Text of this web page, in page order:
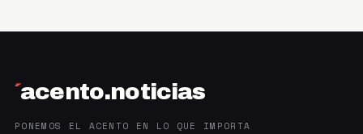
´acento.noticias
PONEMOS EL ACENTO EN LO QUE IMPORTA